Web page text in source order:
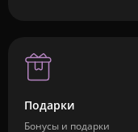
Подарки
Бонусы и подарки